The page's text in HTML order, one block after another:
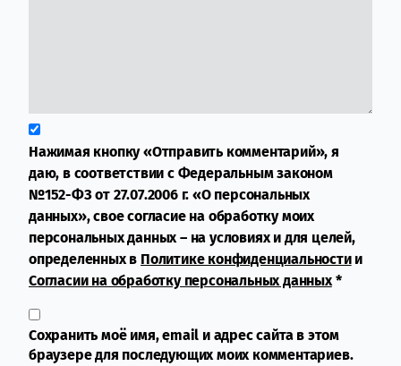
Нажимая кнопку «Отправить комментарий», я
даю, в соответствии с Федеральным законом
№152-ФЗ от 27.07.2006 г. «О персональных
данных», свое согласие на обработку моих
персональных данных – на условиях и для целей,
определенных в Политике конфиденциальностии
Согласии на обработку персональных данных*
Сохранить моё имя, email и адрес сайта в этом
браузере для последующих моих комментариев.